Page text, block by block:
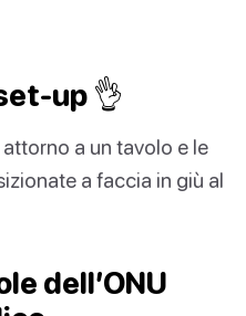
up 👌
a un tavolo e le
a faccia in giù al
dell’ONU